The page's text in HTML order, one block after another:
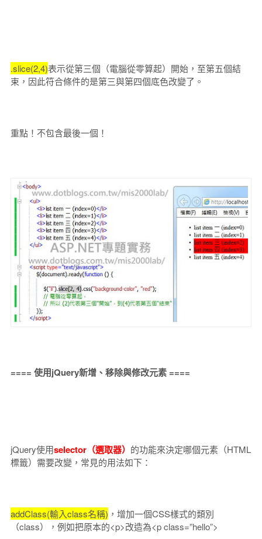
.slice(2,4)表示從第三個（電腦從零算起）開始，至第五個結
束，因此符合條件的是第三與第四個底色改變了。
重點！不包含最後一個！
==== 使用jQuery新增、移除與修改元素 ====
jQuery使用selector（選取器） 的功能來決定哪個元素（HTML
標籤）需要改變，常見的用法如下：
addClass(輸入class名稱) ，增加一個CSS樣式的類別
（class），例如把原本的<p>改造為<p class=”hello”>